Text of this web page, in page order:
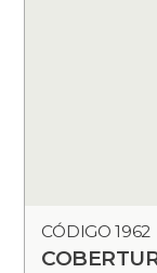
CÓDIGO 1962